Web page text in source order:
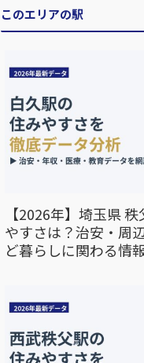
このエリアの駅
【2026年】埼玉県
やすさは？治安・周
ど暮らしに関わる情